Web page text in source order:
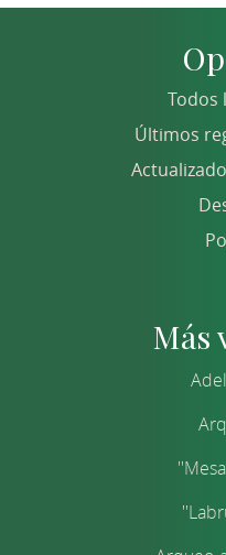
Todos
Últimos
Más